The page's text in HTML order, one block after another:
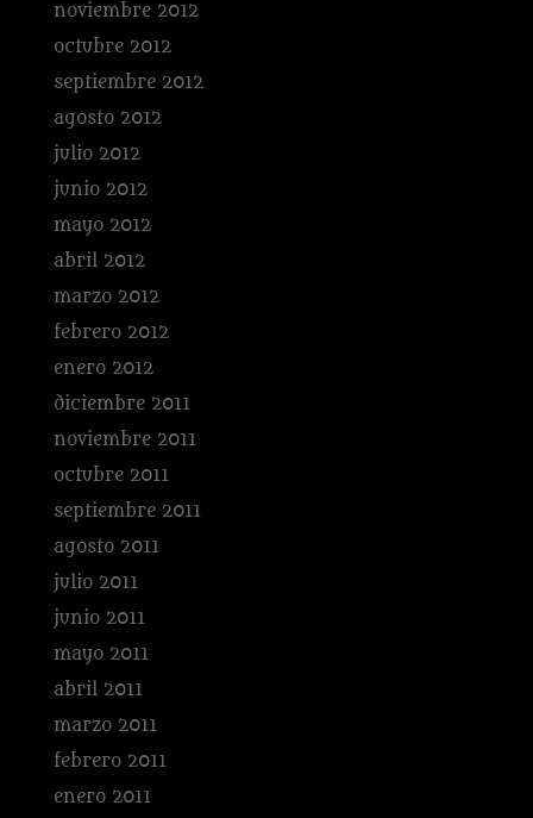
noviembre 2012
octubre 2012
septiembre 2012
agosto 2012
julio 2012
junio 2012
mayo 2012
abril 2012
marzo 2012
febrero 2012
enero 2012
diciembre 2011
noviembre 2011
octubre 2011
septiembre 2011
agosto 2011
julio 2011
junio 2011
mayo 2011
abril 2011
marzo 2011
febrero 2011
enero 2011